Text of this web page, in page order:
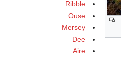
Ribble
Ouse
Mersey
Dee
Aire